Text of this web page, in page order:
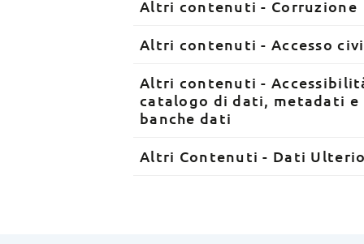
Altri contenuti - Corruzione
Altri contenuti - Accesso
Altri contenuti -
catalogo di dati, metadati e
banche dati
Altri Contenuti - Dati